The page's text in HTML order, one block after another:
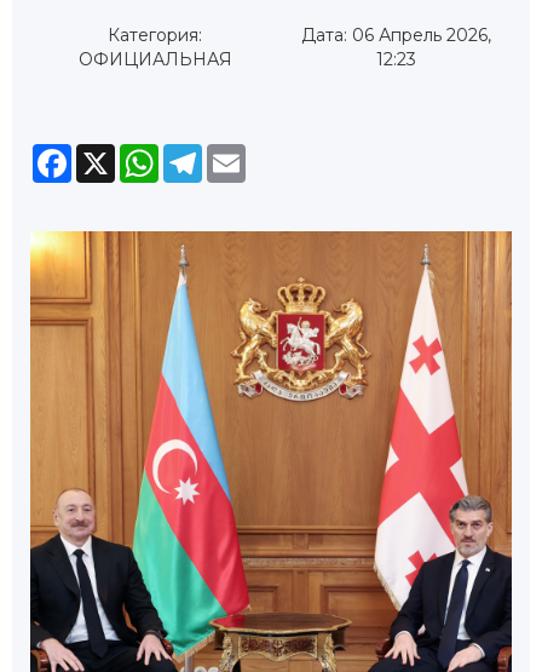
Категория:
ОФИЦИАЛЬНАЯ
Дата: 06 Апрель 2026,
12:23
Facebook
X WhatsApp
Telegram